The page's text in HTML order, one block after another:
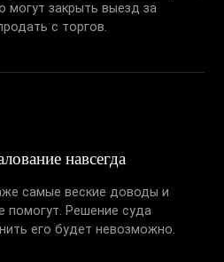
могут закрыть выезд за
с торгов.
навсегда
самые веские доводы и
помогут. Решение суда
его будет невозможно.